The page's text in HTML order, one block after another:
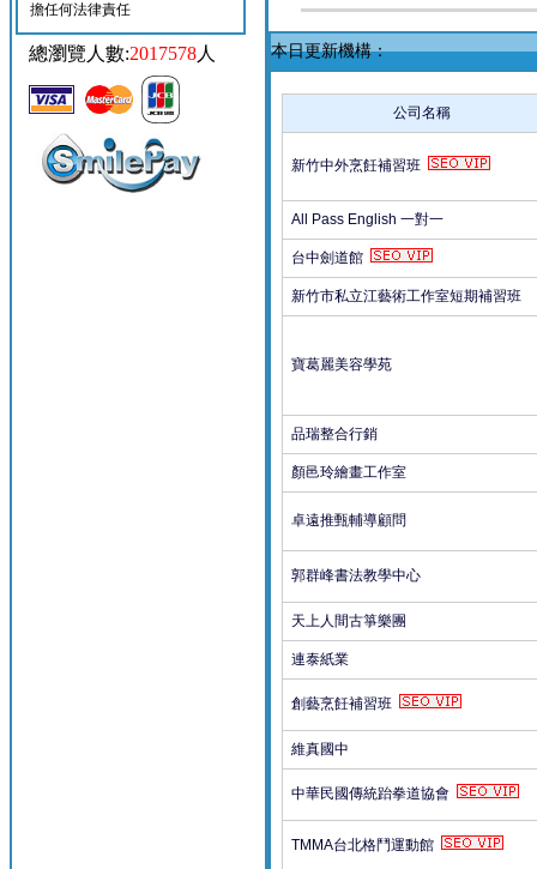
擔任何法律責任
總瀏覽人數:2017578人 本日更新機構：
公司名稱
新竹中外烹飪補習班
All Pass English 一對一
台中劍道館
新竹市私立江藝術工作室短期補習班
寶葛麗美容學苑
品瑞整合行銷
顏邑玲繪畫工作室
卓遠推甄輔導顧問
郭群峰書法教學中心
天上人間古箏樂團
連泰紙業
創藝烹飪補習班
維真國中
中華民國傳統跆拳道協會
TMMA台北格鬥運動館